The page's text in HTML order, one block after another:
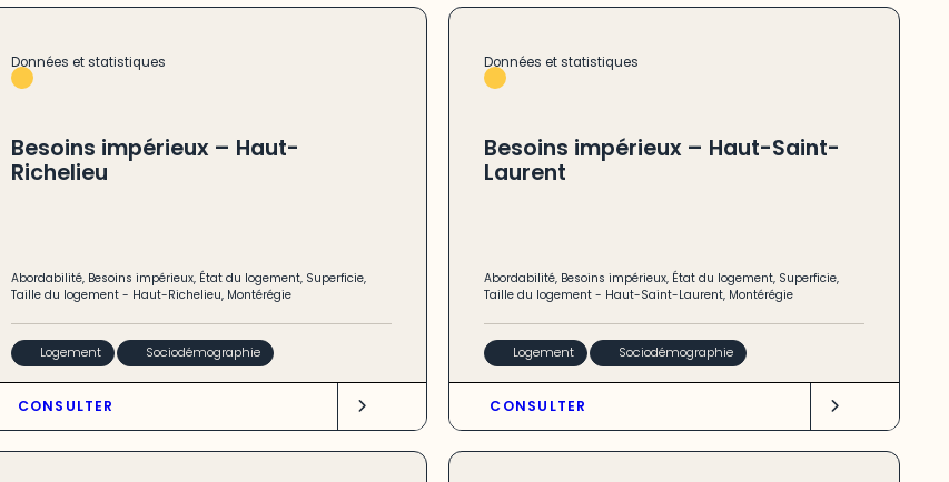
Données et statistiques
Besoins impérieux – Haut-
Richelieu
Abordabilité, Besoins impérieux, État du logement, Superficie,
Taille du logement- Haut-Richelieu, Montérégie
Logement Sociodémographie
CONSULTER
Données et statistiques
Besoins impérieux – Haut-Saint-
Laurent
Abordabilité, Besoins impérieux, État du logement, Superficie,
Taille du logement- Haut-Saint-Laurent, Montérégie
Logement Sociodémographie
CONSULTER